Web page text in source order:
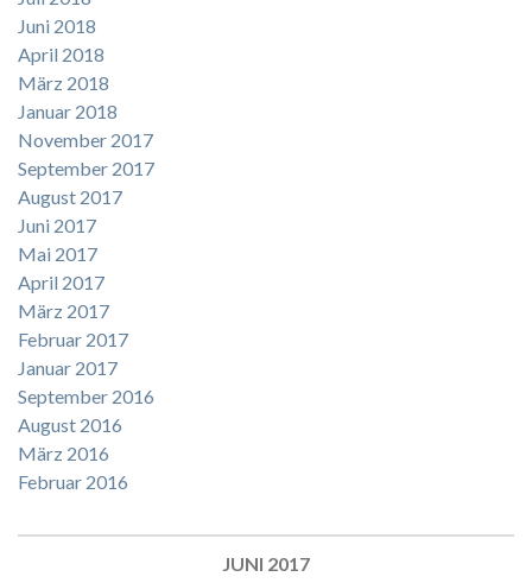
Juni 2018
April 2018
März 2018
Januar 2018
November 2017
September 2017
August 2017
Juni 2017
Mai 2017
April 2017
März 2017
Februar 2017
Januar 2017
September 2016
August 2016
März 2016
Februar 2016
JUNI 2017